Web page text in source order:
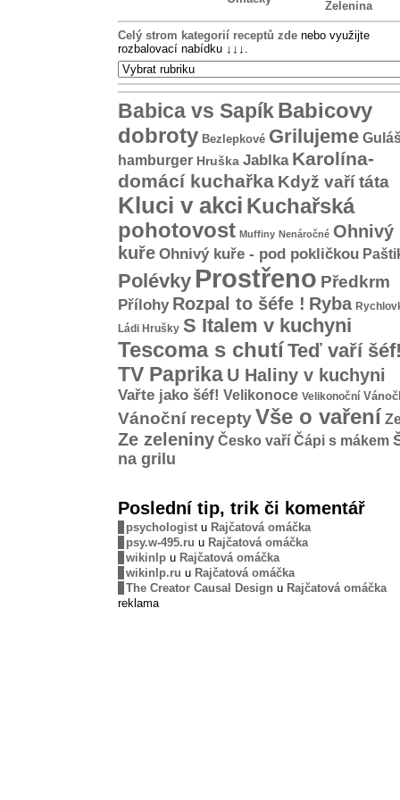
Zelenina
Celý strom kategorií receptů zde nebo využijte
rozbalovací nabídku ↓↓↓
Babica vs Sapík Babicovy
dobroty Bezlepkové Grilujeme
hamburger Hruška Jablka Karolína-
domácí kuchařka Když vaří táta
Kluci v akci Kuchařská
pohotovost Muffiny Nenáročné Ohnivý
kuře Ohnivý kuře - pod pokličkou
Polévky Prostřeno Předkrm
Přílohy Rozpal to šéfe ! Ryba
Ládi Hrušky S Italem v kuchyni
Tescoma s chutíTeď vaří šéf!
TV Paprika U Haliny v kuchyni
Vařte jako šéf! Velikonoce Velikonoční
Vánoční receptyVše o vaření
Ze zeleniny Česko vaří Čápi s mákem
na grilu
Poslední tip, trik či komentář
psychologist u Rajčatová omáčka
psy.w-495.ru u Rajčatová omáčka
wikinlp u Rajčatová omáčka
wikinlp.ru u Rajčatová omáčka
The Creator Causal Design u Rajčatová omáčka
reklama